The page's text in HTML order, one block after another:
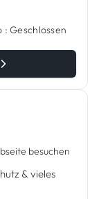
: Geschlossen
besuchen
& vieles